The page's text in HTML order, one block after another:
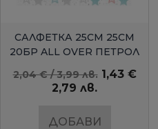
БЪРЗ ПРЕГЛЕД
САЛФЕТКА 25СМ 25СМ
20БР ALL OVER ПЕТРОЛ
2,04 € / 3,99 лв. 1,43 €
2,79 лв.
ДОБАВИ